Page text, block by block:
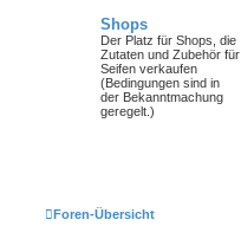
Shops
Der Platz für Shops, die
Zutaten und Zubehör für
Seifen verkaufen
(Bedingungen sind in
der Bekanntmachung
geregelt.)
Foren-Übersicht